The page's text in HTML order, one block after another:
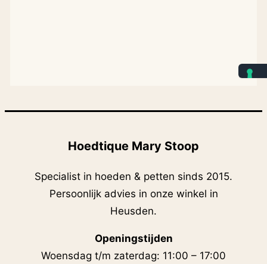
Hoedtique Mary Stoop
Specialist in hoeden & petten sinds 2015.
Persoonlijk advies in onze winkel in
Heusden.
Openingstijden
Woensdag t/m zaterdag: 11:00 – 17:00